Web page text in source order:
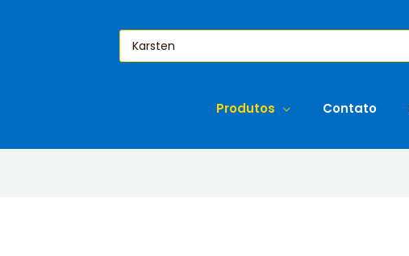
Pesquisar
produtos
Produtos Contato